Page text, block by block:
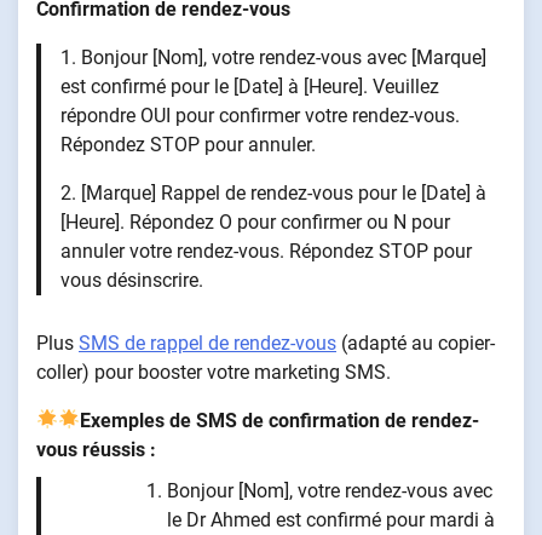
Confirmation de rendez-vous
1. Bonjour [Nom], votre rendez-vous avec [Marque]
est confirmé pour le [Date] à [Heure]. Veuillez
répondre OUI pour confirmer votre rendez-vous.
Répondez STOP pour annuler.
2. [Marque] Rappel de rendez-vous pour le [Date] à
[Heure]. Répondez O pour confirmer ou N pour
annuler votre rendez-vous. Répondez STOP pour
vous désinscrire.
Plus SMS de rappel de rendez-vous (adapté au copier-
coller) pour booster votre marketing SMS.
Exemples de SMS de confirmation de rendez-
vous réussis :
Bonjour [Nom], votre rendez-vous avec
le Dr Ahmed est confirmé pour mardi à